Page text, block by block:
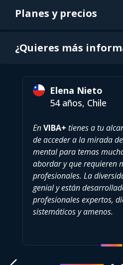
Planes y precios
¿Quieres más
Elena Nieto
54 años, Chile
EnVIBA+ tienes a tu
de acceder a la mirada
mental para temas
abordar y que requieren
profesionales. La
genial y están
profesionales expertos,
sistemáticos y amenos.